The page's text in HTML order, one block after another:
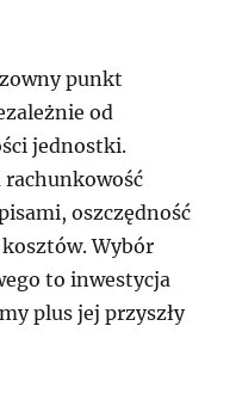
punkt
od
jednostki.
oszczędność
Wybór
to inwestycja
plus jej przyszły